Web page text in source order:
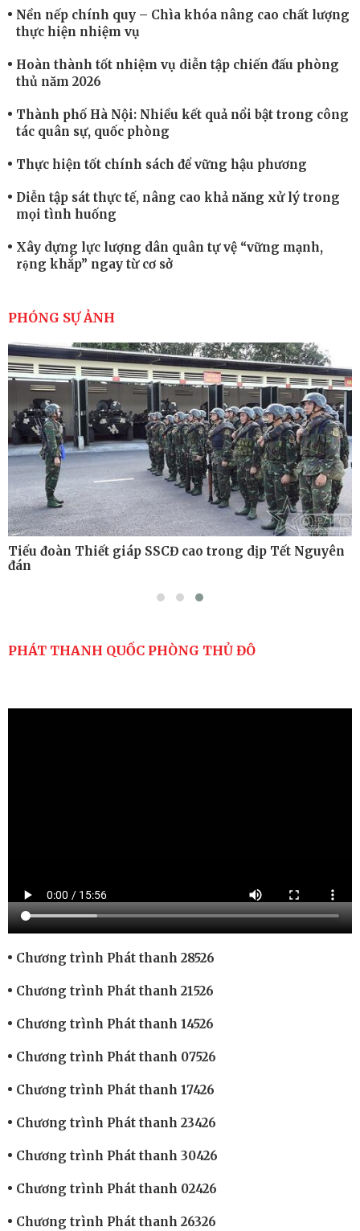
Nền nếp chính quy – Chìa khóa nâng cao chất lượng
thực hiện nhiệm vụ
Hoàn thành tốt nhiệm vụ diễn tập chiến đấu phòng
thủ năm 2026
Thành phố Hà Nội: Nhiều kết quả nổi bật trong công
tác quân sự, quốc phòng
Thực hiện tốt chính sách để vững hậu phương
Diễn tập sát thực tế, nâng cao khả năng xử lý trong
mọi tình huống
Xây dựng lực lượng dân quân tự vệ “vững mạnh,
rộng khắp” ngay từ cơ sở
cao sức mạnh chiến đấu
Tiểu đoàn Thiết giáp hoàn thành tốt diễn tập chiến
thuật có bắn đạn thật
Nơi sinh viên rèn ý trí, luyện kỹ năng
PHÓNG SỰ ẢNH
Tiểu đoàn Thiết giáp SSCĐ cao trong dịp Tết Nguyên
đán
PHÁT THANH QUỐC PHÒNG THỦ ĐÔ
Chương trình Phát thanh 28526
Chương trình Phát thanh 21526
Chương trình Phát thanh 14526
Chương trình Phát thanh 07526
Chương trình Phát thanh 17426
Chương trình Phát thanh 23426
Chương trình Phát thanh 30426
Chương trình Phát thanh 02426
Chương trình Phát thanh 26326